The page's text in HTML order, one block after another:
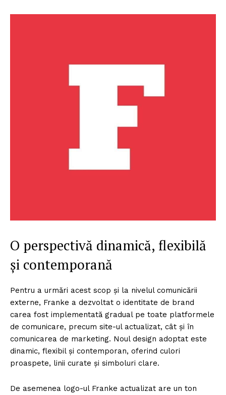
O perspectivă dinamică, flexibilă
și contemporană
Pentru a urmări acest scop și la nivelul comunicării
externe, Franke a dezvoltat o identitate de brand
carea fost implementată gradual pe toate platformele
de comunicare, precum site-ul actualizat, cât și în
comunicarea de marketing. Noul design adoptat este
dinamic, flexibil și contemporan, oferind culori
proaspete, linii curate și simboluri clare.
De asemenea logo-ul Franke actualizat are un ton